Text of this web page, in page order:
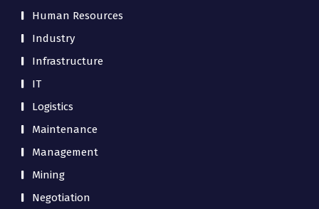
Human Resources
Industry
Infrastructure
IT
Logistics
Maintenance
Management
Mining
Negotiation